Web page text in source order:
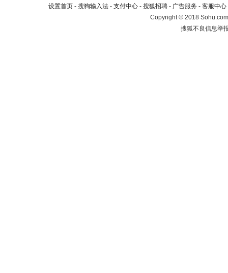
设置首页 - 搜狗输入法 - 支付中心 - 搜狐招聘 - 广告服务 - 客服中心
Copyright©2018
搜狐不良信息举